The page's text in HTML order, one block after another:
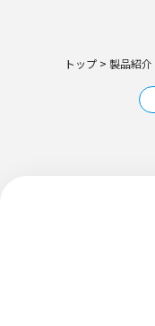
トップ > 製品紹介